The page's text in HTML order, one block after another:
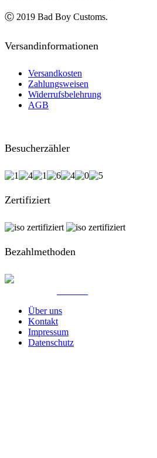
Ⓒ 2019 Bad Boy Customs.
Versandinformationen
Versandkosten
Zahlungsweisen
Widerrufsbelehrung
AGB
Besucherzähler
Zertifiziert
Bezahlmethoden
Über uns
Kontakt
Impressum
Datenschutz